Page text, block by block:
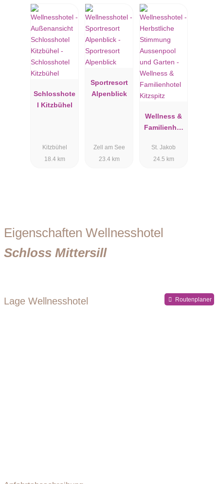
Schlosshote
l Kitzbühel
Kitzbühel
18.4 km
Sportresort
Alpenblick
Zell am See
23.4 km
Wellness &
Familienhot
St. Jakob
24.5 km
Eigenschaften Wellnesshotel
Schloss Mittersill
Lage Wellnesshotel Routenplaner